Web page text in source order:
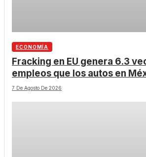
ECONOMÍA
Fracking en EU genera 6.3
empleos que los autos en
7 De Agosto De 2026